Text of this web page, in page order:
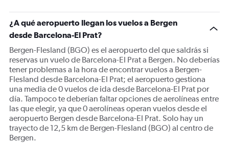
Y
axis
displaying
values.
Range:
0
to
600.
¿A qué aeropuerto llegan los vuelos a Bergen
desde Barcelona-El Prat?
Bergen-Flesland (BGO) es el aeropuerto del que saldrás si
reservas un vuelo de Barcelona-El Prat a Bergen. No deberías
tener problemas a la hora de encontrar vuelos a Bergen-
Flesland desde Barcelona-El Prat; el aeropuerto gestiona
una media de 0 vuelos de ida desde Barcelona-El Prat por
día. Tampoco te deberían faltar opciones de aerolíneas entre
las que elegir, ya que 0 aerolíneas operan vuelos desde el
aeropuerto Bergen desde Barcelona-El Prat. Solo hay un
trayecto de 12,5 km de Bergen-Flesland (BGO) al centro de
Bergen.